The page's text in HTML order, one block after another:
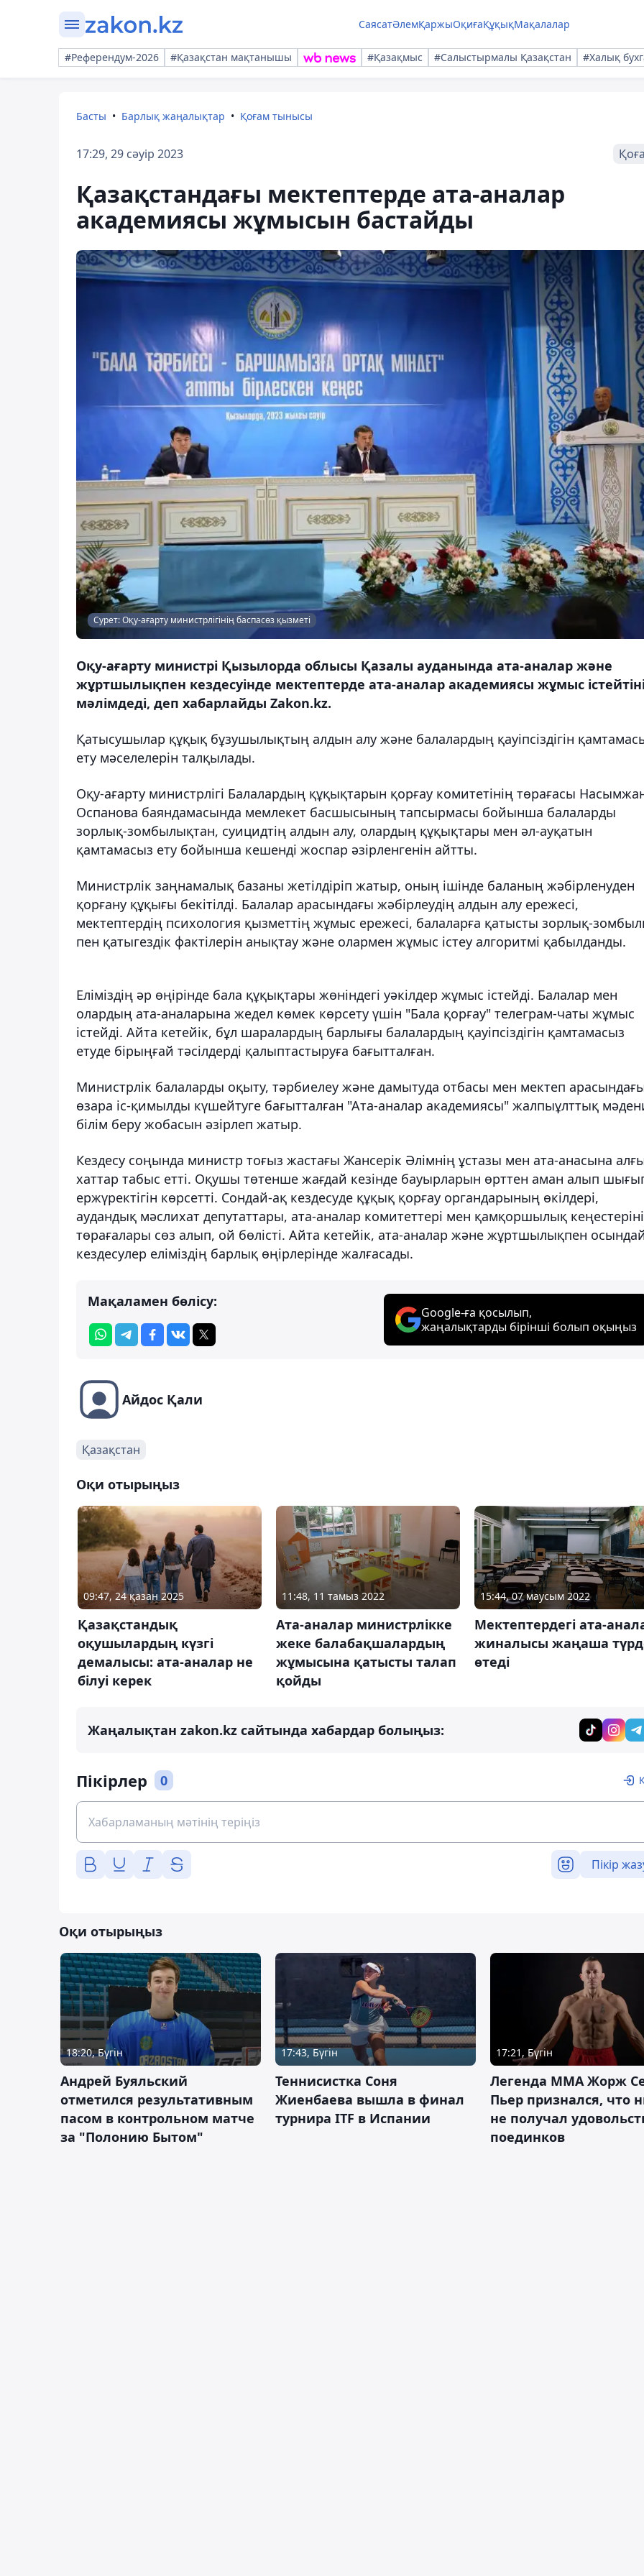
СаясатӘлемҚаржыОқиғаҚұқықМақалалар
#Референдум-2026 #Қазақстан мақтанышы #Қазақмыс #Салыстырмалы Қазақстан #Халық
Басты Барлық жаңалықтар Қоғам тынысы
17:29, 29 сәуір 2023
Қазақстандағы мектептерде ата-аналар
академиясы жұмысын бастайды
Сурет: Оқу-ағарту министрлігінің баспасөз қызметі
Оқу-ағарту министрі Қызылорда облысы Қазалы ауданында ата-аналар және
жұртшылықпен кездесуінде мектептерде ата-аналар академиясы жұмыс
мәлімдеді, деп хабарлайды Zakon.kz.
Қатысушылар құқық бұзушылықтың алдын алу және балалардың қауіпсіздігін
ету мәселелерін талқылады.
Оқу-ағарту министрлігі Балалардың құқықтарын қорғау комитетінің төрағасы
Оспанова баяндамасында мемлекет басшысының тапсырмасы бойынша балаларды
зорлық-зомбылықтан, суицидтің алдын алу, олардың құқықтары мен әл-ауқатын
қамтамасыз ету бойынша кешенді жоспар әзірленгенін айтты.
Министрлік заңнамалық базаны жетілдіріп жатыр, оның ішінде баланың жәбірленуден
қорғану құқығы бекітілді. Балалар арасындағы жәбірлеудің алдын алу ережесі,
мектептердің психология қызметтің жұмыс ережесі, балаларға қатысты зорлық-
пен қатыгездік фактілерін анықтау және олармен жұмыс істеу алгоритмі қабылданды.
Еліміздің әр өңірінде бала құқықтары жөніндегі уәкілдер жұмыс істейді. Балалар мен
олардың ата-аналарына жедел көмек көрсету үшін "Бала қорғау" телеграм-чаты жұмыс
істейді. Айта кетейік, бұл шаралардың барлығы балалардың қауіпсіздігін қамтамасыз
етуде бірыңғай тәсілдерді қалыптастыруға бағытталған.
Министрлік балаларды оқыту, тәрбиелеу және дамытуда отбасы мен мектеп
өзара іс-қимылды күшейтуге бағытталған "Ата-аналар академиясы" жалпыұлттық
білім беру жобасын әзірлеп жатыр.
Кездесу соңында министр тоғыз жастағы Жансерік Әлімнің ұстазы мен ата-анасына
хаттар табыс етті. Оқушы төтенше жағдай кезінде бауырларын өрттен аман алып
ержүректігін көрсетті. Сондай-ақ кездесуде құқық қорғау органдарының өкілдері,
аудандық мәслихат депутаттары, ата-аналар комитеттері мен қамқоршылық
төрағалары сөз алып, ой бөлісті. Айта кетейік, ата-аналар және жұртшылықпен осындай
кездесулер еліміздің барлық өңірлерінде жалғасады.
Мақаламен бөлісу:
Google-ға қосылып,
жаңалықтарды бірінші болып оқыңыз
Айдос Қали
Қазақстан
Оқи отырыңыз
09:47, 24 қазан 2025
Қазақстандық
оқушылардың күзгі
демалысы: ата-аналар не
білуі керек
11:48, 11 тамыз 2022
Ата-аналар министрлікке
жеке балабақшалардың
жұмысына қатысты талап
қойды
15:44, 07 маусым 2022
Мектептердегі ата-
жиналысы жаңаша
өтеді
Жаңалықтан zakon.kz сайтында хабардар болыңыз:
Пікірлер 0
Пікір
Оқи отырыңыз
18:20, Бүгін
Андрей Буяльский
отметился результативным
пасом в контрольном матче
за "Полонию Бытом"
17:43, Бүгін
Теннисистка Соня
Жиенбаева вышла в финал
турнира ITF в Испании
17:21, Бүгін
Легенда ММА Жорж
Пьер признался, что
не получал
поединков